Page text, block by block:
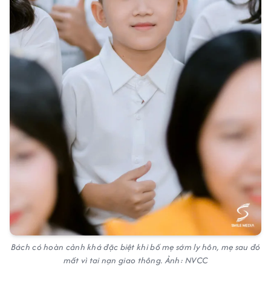
Bách có hoàn cảnh khá đặc biệt khi bố mẹ sớm ly hôn, mẹ sau đó
mất vì tai nạn giao thông. Ảnh: NVCC